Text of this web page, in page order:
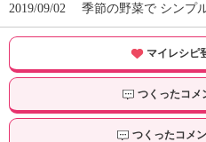
2019/09/02
季節の野菜で シンプ
マイレシピ
つくったコメ
つくったコメ